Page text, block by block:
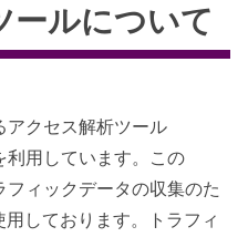
ールについて
クセス解析ツール
利用しています。この
ィックデータの収集のた
しております。トラフィ